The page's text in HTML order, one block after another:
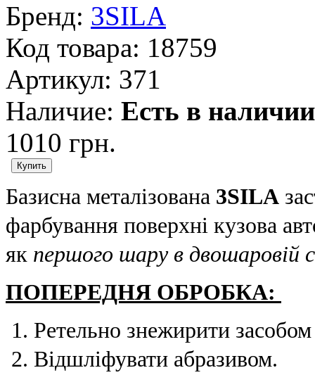
Бренд: 3SILA
Код товара: 18759
Артикул: 371
Наличие: Есть в наличии
1010 грн.
Базисна металізована 3SILA
фарбування поверхні кузова
як першого шару в двошаровій
ПОПЕРЕДНЯ ОБРОБКА:
Ретельно знежирити
Відшліфувати абразивом.